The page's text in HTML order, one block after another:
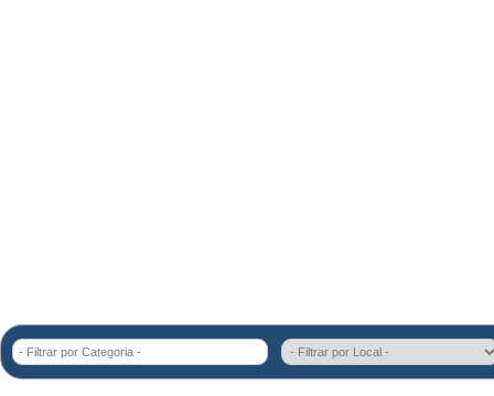
- Filtrar por Categoria -